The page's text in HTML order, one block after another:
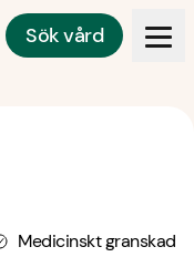
Sök vård
Medicinskt granskad